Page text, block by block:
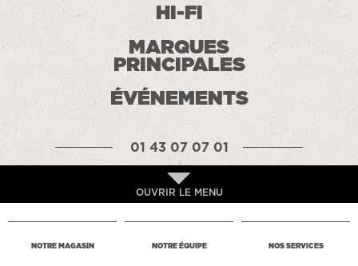
HI-FI
MARQUES
PRINCIPALES
ÉVÉNEMENTS
01 43 07 07 01
OUVRIR LE MENU
NOTRE MAGASIN NOTRE ÉQUIPE NOS SERVICES